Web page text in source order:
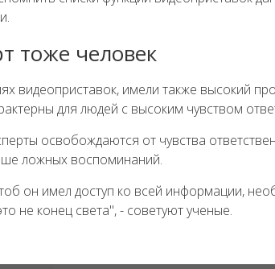
тоже человек
видеоприставок, имели также высокий
для людей с высоким чувством
освобождаются от чувства
ложных воспоминаний.
он имел доступ ко всей информации,
не конец света", - советуют ученые.